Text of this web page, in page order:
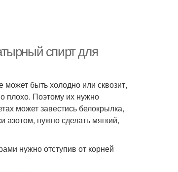
спирт для
быть холодно или сквозит,
плохо. Поэтому их нужно
может завестись белокрылка,
азотом, нужно сделать мягкий,
нужно отступив от корней